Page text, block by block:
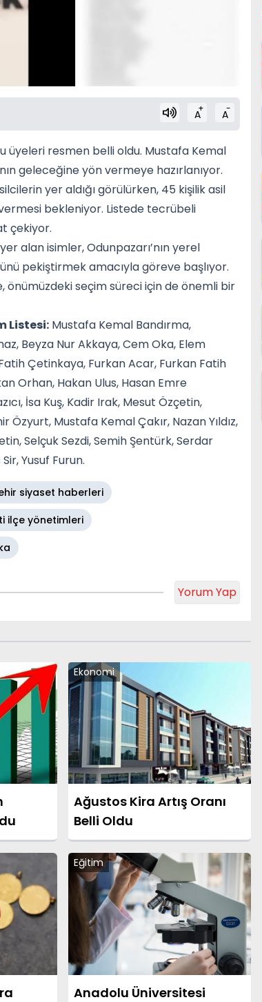
A+ A-
üyeleri resmen belli oldu. Mustafa Kemal
geleceğine yön vermeye hazırlanıyor.
yer aldığı görülürken, 45 kişilik asil
bekleniyor. Listede tecrübeli
çekiyor.
alan isimler, Odunpazarı’nın yerel
pekiştirmek amacıyla göreve başlıyor.
önümüzdeki seçim süreci için de önemli bir
Listesi: Mustafa Kemal Bandırma,
Beyza Nur Akkaya, Cem Oka, Elem
Çetinkaya, Furkan Acar, Furkan Fatih
Orhan, Hakan Ulus, Hasan Emre
İsa Kuş, Kadir Irak, Mesut Özçetin,
Mustafa Kemal Çakır, Nazan Yıldız,
Selçuk Sezdi, Semih Şentürk, Serdar
Yusuf Furun.
siyaset haberleri
ilçe yönetimleri
Yorum Yap
Ekonomi
Ağustos Kira Artış Oranı
Belli Oldu
Eğitim
Anadolu Üniversitesi